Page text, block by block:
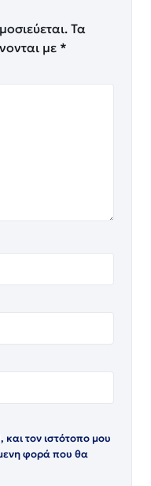
Τα
με *
τον ιστότοπο μου
φορά που θα